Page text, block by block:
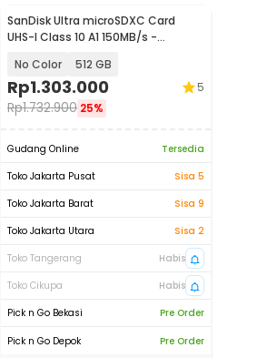
SanDisk Ultra microSDXC Card
UHS-I Class 10 A1 150MB/s -
No Color 512 GB
Rp1.303.000
Rp1.732.900 25%
5
Gudang Online
Tersedia
Toko Jakarta Pusat
Sisa 5
Toko Jakarta Barat
Sisa 9
Toko Jakarta Utara
Sisa 2
Toko Tangerang
Habis
Toko Cikupa
Habis
Pick n Go Bekasi
Pre Order
Pick n Go Depok Pre Order